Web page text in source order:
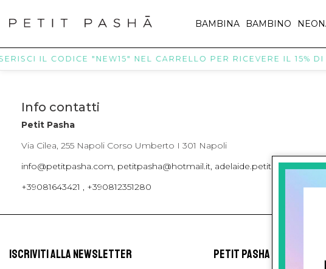
BAMBINA BAMBINO
IL CODICE "NEW15" NEL CARRELLO PER RICEVERE IL 15%
Info contatti
Petit Pasha
Via Cilea, 255 Napoli Corso Umberto I 301 Napoli
info@petitpasha.com, petitpasha@hotmail.it,
+39081643421 , +390812351280
ISCRIVITI ALLA NEWSLETTER PETIT PASHA